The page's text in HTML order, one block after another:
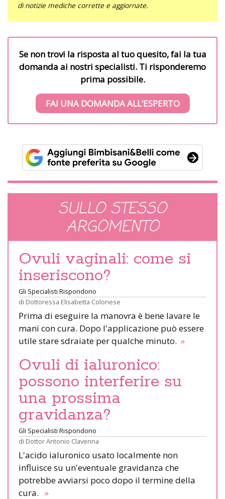
di notizie mediche corrette e aggiornate.
Se non trovi la risposta al tuo quesito, fai la tua
domanda ai nostri specialisti. Ti risponderemo
prima possibile.
FAI UNA DOMANDA ALL’ESPERTO
SULLO STESSO
ARGOMENTO
Ovuli vaginali: come si
inseriscono?
Gli Specialisti Rispondono
di Dottoressa Elisabetta Colonese
Prima di eseguire la manovra è bene lavare le
mani con cura. Dopo l'applicazione può essere
utile stare sdraiate per qualche minuto. »
Ovuli di ialuronico:
possono interferire su
una prossima
gravidanza?
Gli Specialisti Rispondono
di Dottor Antonio Clavenna
L'acido ialuronico usato localmente non
influisce su un'eventuale gravidanza che
potrebbe avviarsi poco dopo il termine della
cura. »